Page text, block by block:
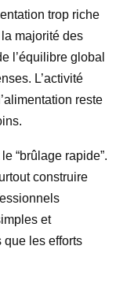
trop riche
majorité des
l’équilibre global
L’activité
reste
“brûlage rapide”.
construire
et
que les efforts